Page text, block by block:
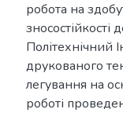
робота на
зносостійкості
Політехнічний
друкованого
легування на
роботі